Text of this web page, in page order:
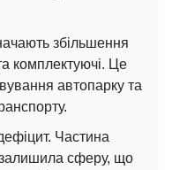
збільшення
комплектуючі. Це
автопарку та
Частина
залишила сферу, що